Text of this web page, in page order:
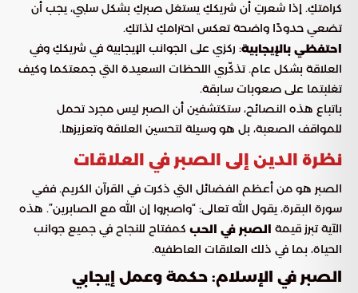
كرامتكِ. إذا شعرتِ أن شريككِ يستغل صبركِ بشكل سلبي، يجب أن
تضعي حدودًا واضحة تعكس احترامكِ لذاتكِ.
احتفظي بالإيجابية: ركزي على الجوانب الإيجابية في شريككِ وفي
العلاقة بشكل عام. تذكّري اللحظات السعيدة التي جمعتكما وكيف
تغلبتما على صعوبات سابقة.
باتباع هذه النصائح، ستكتشفين أن الصبر ليس مجرد تحمل
للمواقف الصعبة، بل هو وسيلة لتحسين العلاقة وتعزيزها.
نظرة الدين إلى الصبر في العلاقات
الصبر هو من أعظم الفضائل التي ذكرت في القرآن الكريم. ففي
سورة البقرة، يقول الله تعالى: “واصبروا إن الله مع الصابرين”. هذه
الآية تبرز قيمة الصبر في الحب كمفتاح للنجاح في جميع جوانب
الحياة، بما في ذلك العلاقات العاطفية.
الصبر في الإسلام: حكمة وعمل إيجابي